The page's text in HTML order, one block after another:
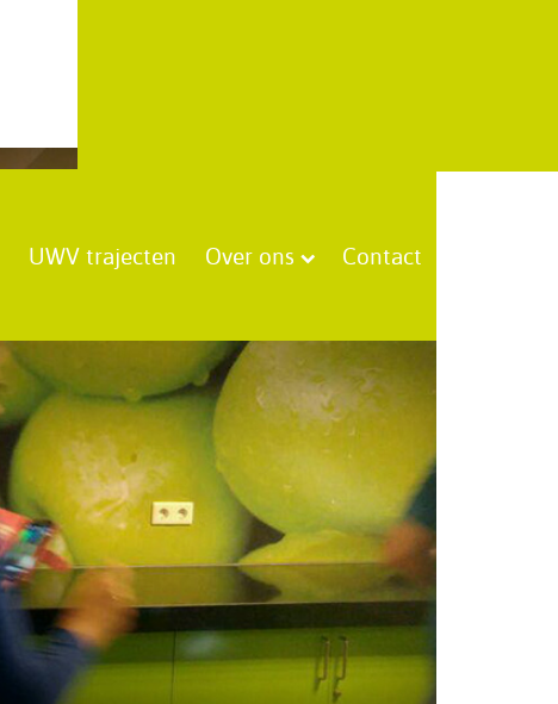
UWV trajecten Over ons Contact